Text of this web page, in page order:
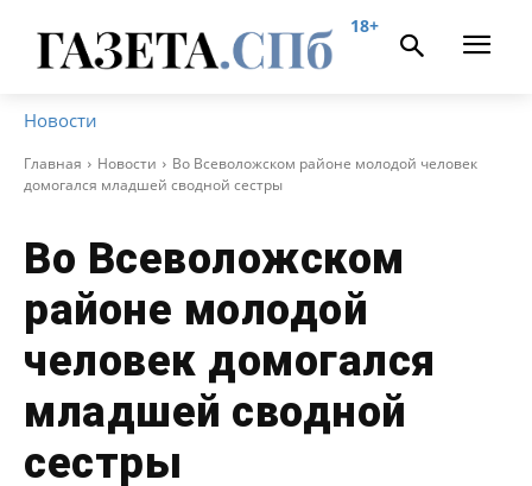
18+
Новости
Главная Новости
Во Всеволожском районе молодой человек
домогался младшей сводной сестры
Во Всеволожском
районе молодой
человек домогался
младшей сводной
сестры